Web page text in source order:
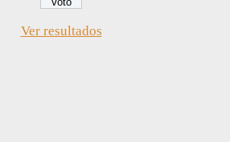
Ver resultados